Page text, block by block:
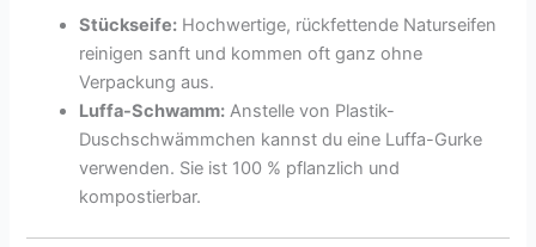
Stückseife: Hochwertige, rückfettende Naturseifen
reinigen sanft und kommen oft ganz ohne
Verpackung aus.
Luffa-Schwamm: Anstelle von Plastik-
Duschschwämmchen kannst du eine Luffa-Gurke
verwenden. Sie ist 100 % pflanzlich und
kompostierbar.